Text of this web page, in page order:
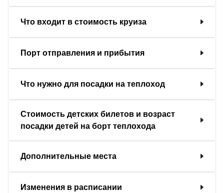
Что входит в стоимость круиза
Порт отправления и прибытия
Что нужно для посадки на теплоход
Стоимость детских билетов и возраст
посадки детей на борт теплохода
Дополнительные места
Изменения в расписании